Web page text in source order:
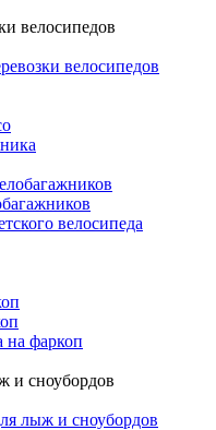
велосипедов
велосипедов
велосипеда
на фаркоп
и сноубордов
лыж и сноубордов